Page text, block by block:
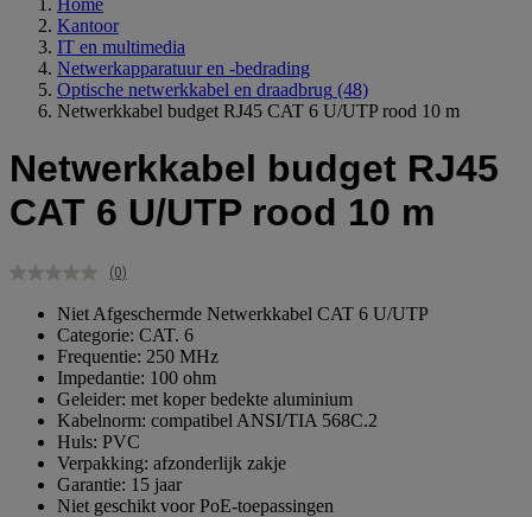
Kantoor
IT en multimedia
Netwerkapparatuur en -bedrading
Optische netwerkkabel en draadbrug (48)
Netwerkkabel budget RJ45 CAT 6 U/UTP rood 10 m
Netwerkkabel budget RJ45
CAT 6 U/UTP rood 10 m
Geen
Dezelfde
paginalink.
(0)
Niet Afgeschermde Netwerkkabel CAT 6 U/UTP
Categorie: CAT. 6
Frequentie: 250 MHz
Impedantie: 100 ohm
Geleider: met koper bedekte aluminium
Kabelnorm: compatibel ANSI/TIA 568C.2
Huls: PVC
Verpakking: afzonderlijk zakje
Garantie: 15 jaar
Niet geschikt voor PoE-toepassingen